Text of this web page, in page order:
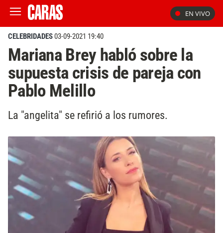
EN VIVO
CELEBRIDADES03-09-2021 19:40
Mariana Brey habló sobre la
supuesta crisis de pareja con
Pablo Melillo
La "angelita" se refirió a los rumores.